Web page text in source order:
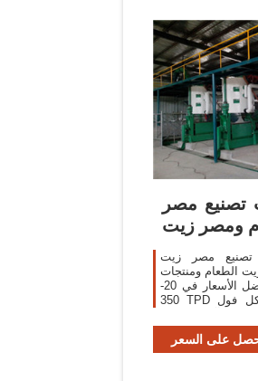
مصر
ومصر زيت
مصر زيت
الطعام ومنتجات
مصر زيت الطعام بأفضل الأسعار في 20-
350 TPD المستمر الصالحة للأكل فول
على السعر